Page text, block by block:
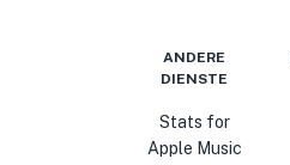
ANDERE
DIENSTE
Stats for
Apple Music